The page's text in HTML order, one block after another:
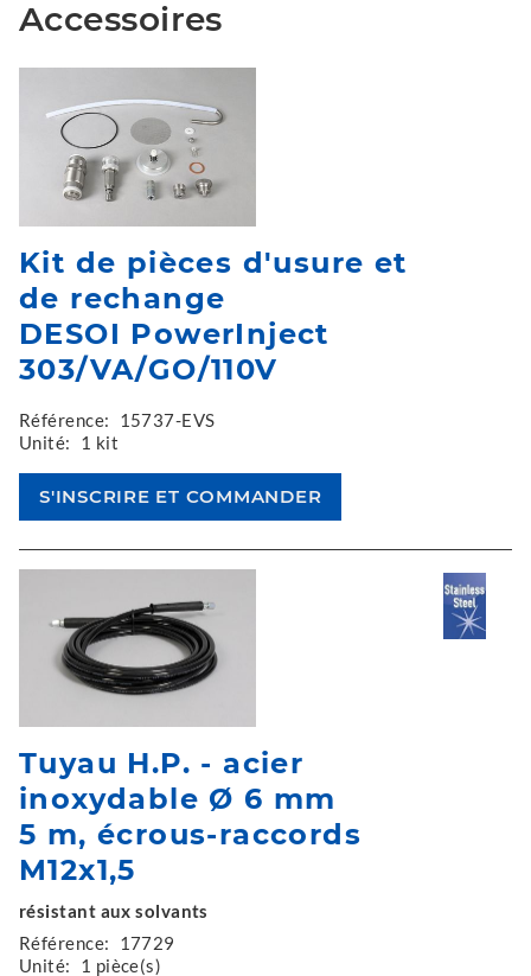
Accessoires
Kit de pièces d'usure et
de rechange
DESOI PowerInject
303/VA/GO/110V
Référence:
15737-EVS
Unité:
1 kit
Tuyau H.P. - acier
inoxydable Ø 6 mm
5 m, écrous-raccords
M12x1,5
résistant aux solvants
Référence:
17729
Unité:
1 pièce(s)